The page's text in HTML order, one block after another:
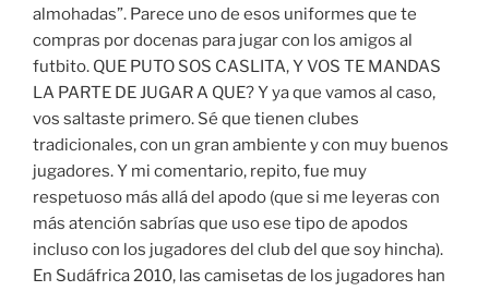
almohadas”. Parece uno de esos uniformes que te
compras por docenas para jugar con los amigos al
futbito. QUE PUTO SOS CASLITA, Y VOS TE MANDAS
LA PARTE DE JUGAR A QUE? Y ya que vamos al caso,
vos saltaste primero. Sé que tienen clubes
tradicionales, con un gran ambiente y con muy buenos
jugadores. Y mi comentario, repito, fue muy
respetuoso más allá del apodo (que si me leyeras con
más atención sabrías que uso ese tipo de apodos
incluso con los jugadores del club del que soy hincha).
En Sudáfrica 2010, las camisetas de los jugadores han